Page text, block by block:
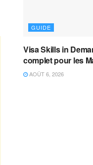
GUIDE
Visa Skills in
complet pour les
AOÛT 6, 2026